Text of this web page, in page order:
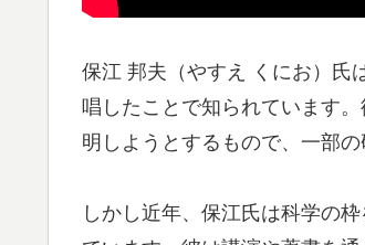
保江 邦夫（やすえ くにお）氏
唱したことで知られています
明しようとするもので、一部
しかし近年、保江氏は科学の